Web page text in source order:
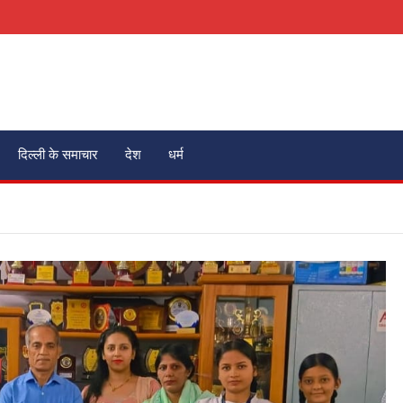
दिल्ली के समाचार देश धर्म